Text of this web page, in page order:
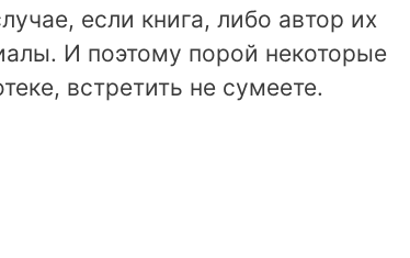
если книга, либо автор их
И поэтому порой некоторые
встретить не сумеете.